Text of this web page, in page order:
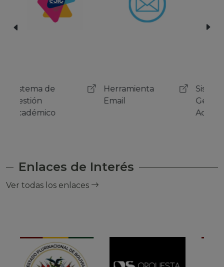
Herramienta
Email
Sistema de
Gestión
Enlaces de Interés
Ver todas los enlaces